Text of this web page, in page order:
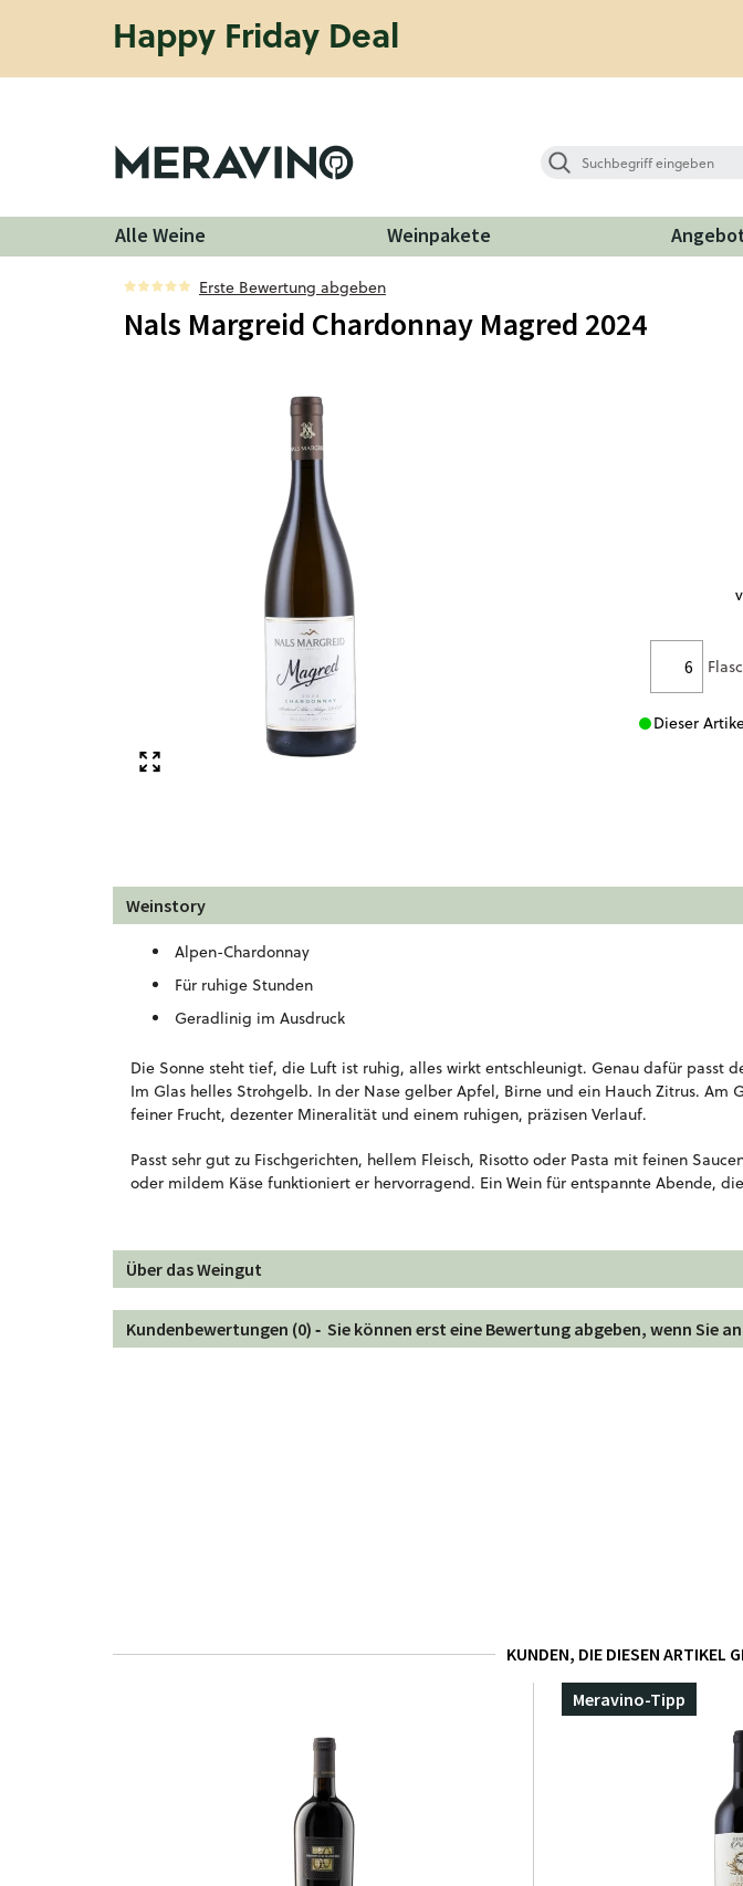
Happy Friday Deal
Alle Weine Weinpakete
Erste Bewertung abgeben
Nals Margreid Chardonnay Magred 2024
Dieser
Weinstory
Alpen-Chardonnay
Für ruhige Stunden
Geradlinig im Ausdruck
Die Sonne steht tief, die Luft ist ruhig, alles wirkt entschleunigt. Genau dafür passt
Im Glas helles Strohgelb. In der Nase gelber Apfel, Birne und ein Hauch Zitrus. Am
feiner Frucht, dezenter Mineralität und einem ruhigen, präzisen Verlauf.
Passt sehr gut zu Fischgerichten, hellem Fleisch, Risotto oder Pasta mit feinen
oder mildem Käse funktioniert er hervorragend. Ein Wein für entspannte Abende,
Über das Weingut
Kundenbewertungen (0) ‐ Sie können erst eine Bewertung abgeben, wenn Sie
KUNDEN, DIE DIESEN ARTIKEL
Meravino-Tipp